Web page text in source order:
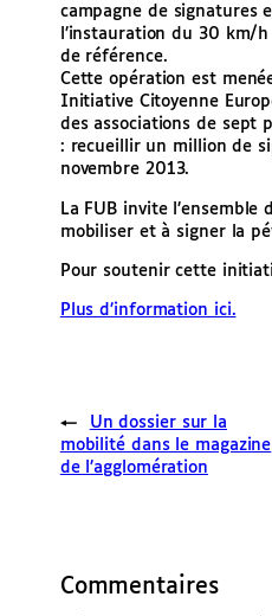
campagne de signatures
l’instauration du 30 km/
de référence.
Cette opération est
Initiative Citoyenne
des associations de sept
: recueillir un million de
novembre 2013.
La FUB invite l’ensemble
mobiliser et à signer la
Pour soutenir cette
Plus d’information ici.
←
Un dossier sur la
mobilité dans le magazine
de l’agglomération
Commentaires